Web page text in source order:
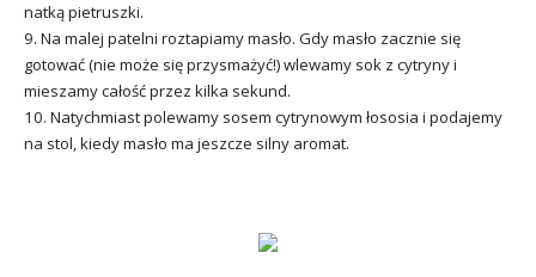
natką pietruszki.
9. Na malej patelni roztapiamy masło. Gdy masło zacznie się
gotować (nie może się przysmażyć!) wlewamy sok z cytryny i
mieszamy całość przez kilka sekund.
10. Natychmiast polewamy sosem cytrynowym łososia i podajemy
na stol, kiedy masło ma jeszcze silny aromat.